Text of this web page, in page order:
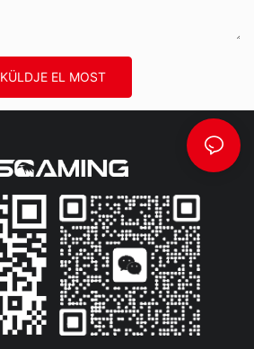
KÜLDJE EL MOST